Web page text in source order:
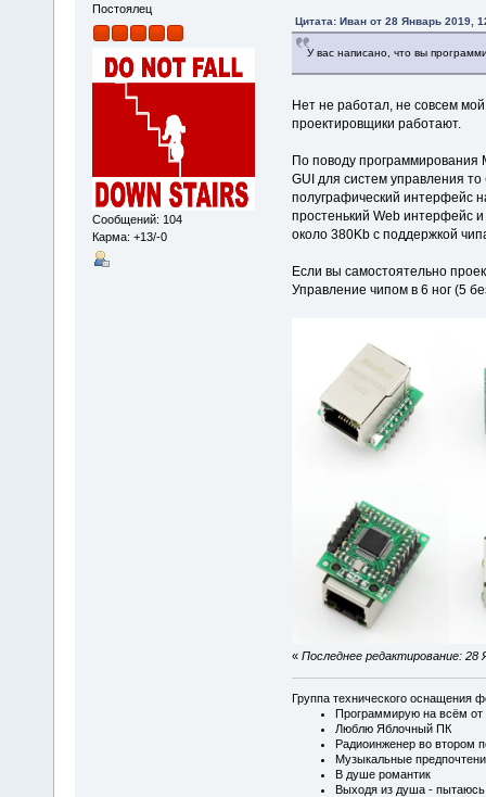
Постоялец
Сообщений: 104
Карма: +13/-0
Цитата: Иван от 28 Январь 2019,
У вас написано, что вы
Нет не работал, не совсем
проектировщики работают.
По поводу программирования
GUI для систем управления
полуграфический интерфейс
простенький Web интерфейс
около 380Kb с поддержкой
Если вы самостоятельно
Управление чипом в 6 ног (5
« Последнее редактирование: 28
Группа технического оснащения
Программирую на всём от
Люблю Яблочный ПК
Радиоинженер во втором
Музыкальные
В душе романтик
Выходя из душа - пытаюсь